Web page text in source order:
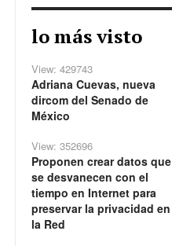
lo más visto
View: 429743
Adriana Cuevas, nueva
dircom del Senado de
México
View: 352696
Proponen crear datos que
se desvanecen con el
tiempo en Internet para
preservar la privacidad en
la Red